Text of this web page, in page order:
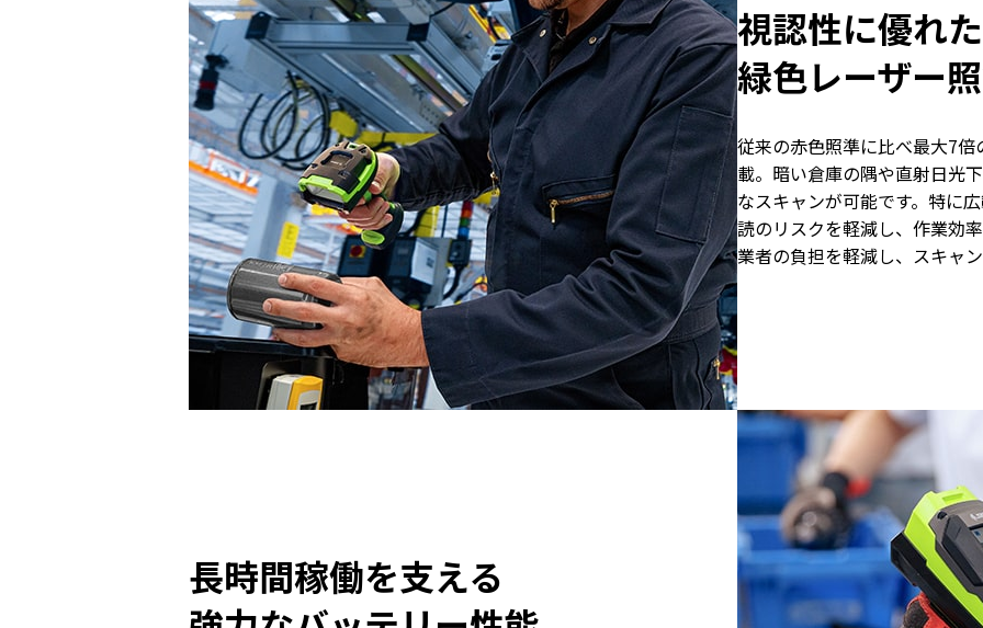
視認性に優れた
緑色レーザー
従来の赤色照準に比べ最大7
載。暗い倉庫の隅や直射日光
なスキャンが可能です。特に
読のリスクを軽減し、作業効
業者の負担を軽減し、スキャ
長時間稼働を支える